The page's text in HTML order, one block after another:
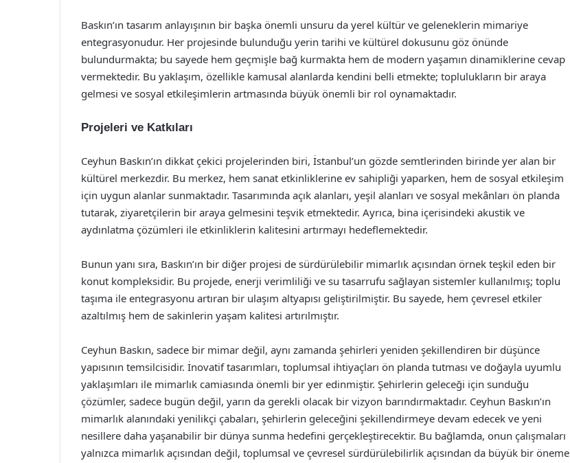
Baskın’ın tasarım anlayışının bir başka önemli unsuru da yerel kültür ve geleneklerin mimariye
entegrasyonudur. Her projesinde bulunduğu yerin tarihi ve kültürel dokusunu göz önünde
bulundurmakta; bu sayede hem geçmişle bağ kurmakta hem de modern yaşamın dinamiklerine cevap
vermektedir. Bu yaklaşım, özellikle kamusal alanlarda kendini belli etmekte; toplulukların bir araya
gelmesi ve sosyal etkileşimlerin artmasında büyük önemli bir rol oynamaktadır.
Projeleri ve Katkıları
Ceyhun Baskın’ın dikkat çekici projelerinden biri, İstanbul’un gözde semtlerinden birinde yer alan bir
kültürel merkezdir. Bu merkez, hem sanat etkinliklerine ev sahipliği yaparken, hem de sosyal etkileşim
için uygun alanlar sunmaktadır. Tasarımında açık alanları, yeşil alanları ve sosyal mekânları ön planda
tutarak, ziyaretçilerin bir araya gelmesini teşvik etmektedir. Ayrıca, bina içerisindeki akustik ve
aydınlatma çözümleri ile etkinliklerin kalitesini artırmayı hedeflemektedir.
Bunun yanı sıra, Baskın’ın bir diğer projesi de sürdürülebilir mimarlık açısından örnek teşkil eden bir
konut kompleksidir. Bu projede, enerji verimliliği ve su tasarrufu sağlayan sistemler kullanılmış; toplu
taşıma ile entegrasyonu artıran bir ulaşım altyapısı geliştirilmiştir. Bu sayede, hem çevresel etkiler
azaltılmış hem de sakinlerin yaşam kalitesi artırılmıştır.
Ceyhun Baskın, sadece bir mimar değil, aynı zamanda şehirleri yeniden şekillendiren bir düşünce
yapısının temsilcisidir. İnovatif tasarımları, toplumsal ihtiyaçları ön planda tutması ve doğayla uyumlu
yaklaşımları ile mimarlık camiasında önemli bir yer edinmiştir. Şehirlerin geleceği için sunduğu
çözümler, sadece bugün değil, yarın da gerekli olacak bir vizyon barındırmaktadır. Ceyhun Baskın’ın
mimarlık alanındaki yenilikçi çabaları, şehirlerin geleceğini şekillendirmeye devam edecek ve yeni
nesillere daha yaşanabilir bir dünya sunma hedefini gerçekleştirecektir. Bu bağlamda, onun çalışmaları
yalnızca mimarlık açısından değil, toplumsal ve çevresel sürdürülebilirlik açısından da büyük bir öneme